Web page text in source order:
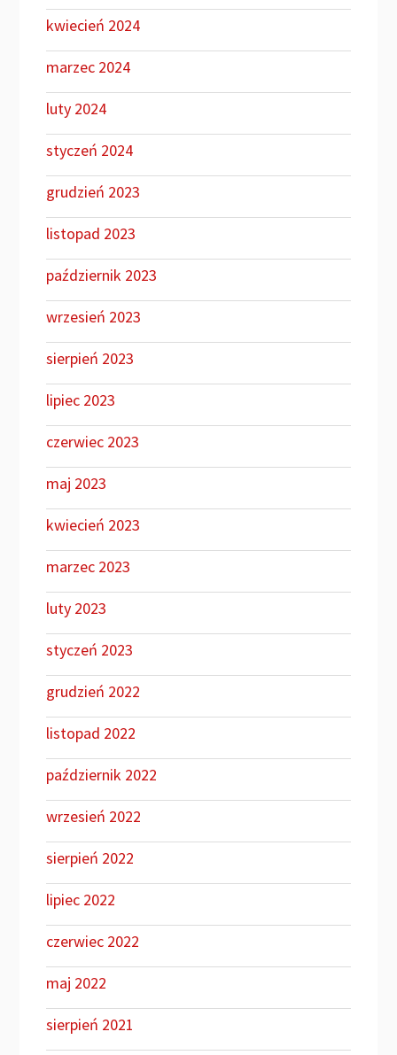
kwiecień 2024
marzec 2024
luty 2024
styczeń 2024
grudzień 2023
listopad 2023
październik 2023
wrzesień 2023
sierpień 2023
lipiec 2023
czerwiec 2023
maj 2023
kwiecień 2023
marzec 2023
luty 2023
styczeń 2023
grudzień 2022
listopad 2022
październik 2022
wrzesień 2022
sierpień 2022
lipiec 2022
czerwiec 2022
maj 2022
sierpień 2021